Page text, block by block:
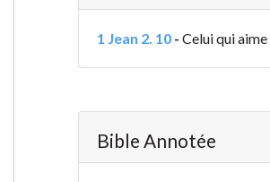
1 Jean 2. 10- Celui qui aime
Bible Annotée